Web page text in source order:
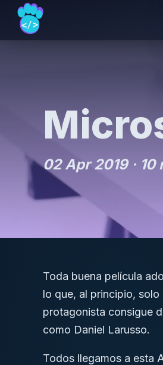
02 Apr 2019 · 10
Toda buena película
lo que, al principio,
protagonista consigue
como Daniel Larusso.
Todos llegamos a esta